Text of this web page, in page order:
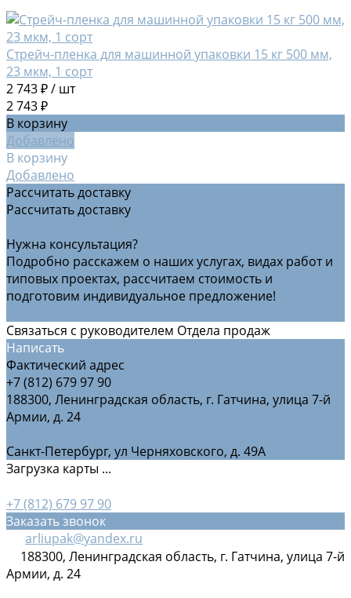
Стрейч-пленка для машинной упаковки 15 кг 500 мм,
23 мкм, 1 сорт
2 743 ₽/ шт
2 743 ₽
В корзину
Добавлено
В корзину
Добавлено
Рассчитать доставку
Рассчитать доставку
Нужна консультация?
Подробно расскажем о наших услугах, видах работ и
типовых проектах, рассчитаем стоимость и
подготовим индивидуальное предложение!
Связаться с руководителем Отдела продаж
Написать
Фактический адрес
+7 (812) 679 97 90
188300, Ленинградская область, г. Гатчина, улица 7-й
Армии, д. 24
Санкт-Петербург, ул Черняховского, д. 49А
Загрузка карты ...
+7 (812) 679 97 90
Заказать звонок
arliupak@yandex.ru
188300, Ленинградская область, г. Гатчина, улица 7-й
Армии, д. 24